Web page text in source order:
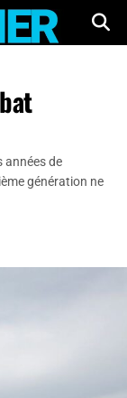
années de
génération ne